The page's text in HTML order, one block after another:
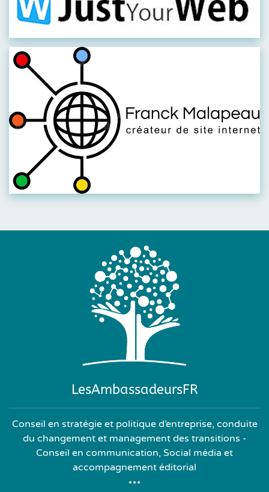
Visiter leur site
Visiter leur site
LesAmbassadeursFR
Conseil en stratégie et politique d’entreprise, conduite
du changement et management des transitions -
Conseil en communication, Social média et
accompagnement éditorial